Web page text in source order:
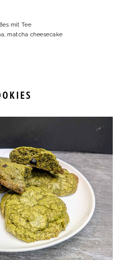
mit Tee
,matcha cheesecake